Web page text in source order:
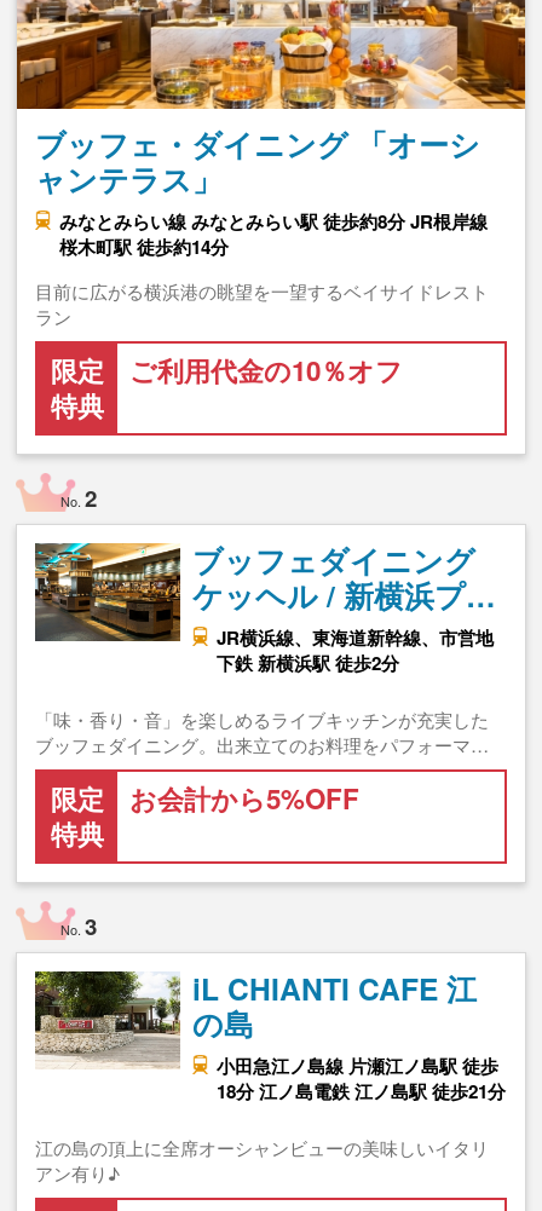
ブッフェ・ダイニング 「オーシ
ャンテラス」
みなとみらい線 みなとみらい駅 徒歩約8分 JR根岸線
桜木町駅 徒歩約14分
目前に広がる横浜港の眺望を一望するベイサイドレスト
ラン
限定
特典
ご利用代金の10％オフ
No.2
ブッフェダイニング
ケッヘル / 新横浜プ…
JR横浜線、東海道新幹線、市営地
下鉄 新横浜駅 徒歩2分
「味・香り・音」を楽しめるライブキッチンが充実した
ブッフェダイニング。出来立てのお料理をパフォーマ…
限定
特典
お会計から5%OFF
No.3
iL CHIANTI CAFE 江
の島
小田急江ノ島線 片瀬江ノ島駅 徒歩
18分 江ノ島電鉄 江ノ島駅 徒歩21分
江の島の頂上に全席オーシャンビューの美味しいイタリ
アン有り♪